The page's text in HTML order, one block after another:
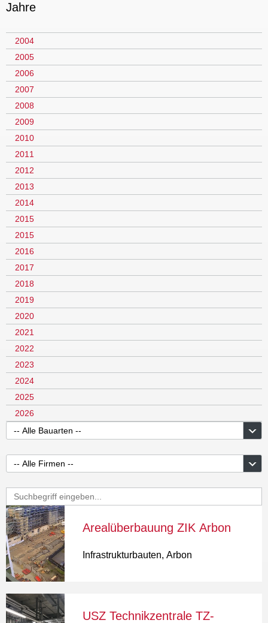
Jahre
2004
2005
2006
2007
2008
2009
2010
2011
2012
2013
2014
2015
2015
2016
2017
2018
2019
2020
2021
2022
2023
2024
2025
2026
Arealüberbauung ZIK Arbon
Infrastrukturbauten, Arbon
USZ Technikzentrale TZ-